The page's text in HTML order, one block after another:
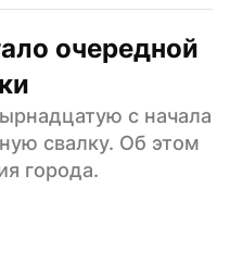
очередной
с начала
свалку. Об этом
города.